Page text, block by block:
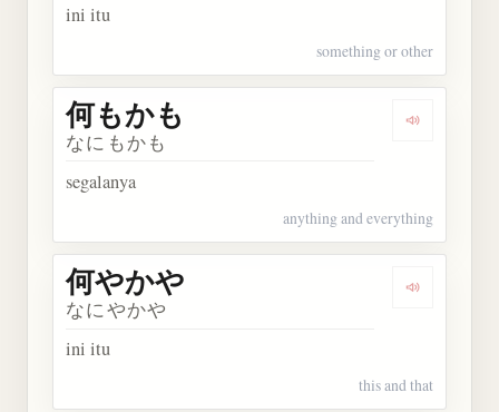
ini itu
something or other
Dengarkan
何もかも
なにもかも
segalanya
anything and everything
Dengarkan
何やかや
なにやかや
ini itu
this and that